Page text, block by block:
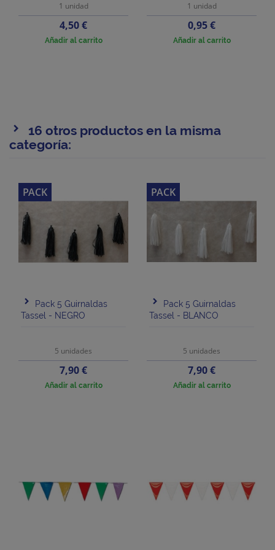
1 unidad
Precio
4,50 €
Añadir al carrito
1 unidad
Precio
0,95 €
Añadir al carrito
16 otros productos en la misma
categoría:
Pack 5 Guirnaldas
Tassel - NEGRO
5 unidades
Precio
7,90 €
Añadir al carrito
PACK
Pack 5 Guirnaldas
Tassel - BLANCO
5 unidades
Precio
7,90 €
Añadir al carrito
PACK